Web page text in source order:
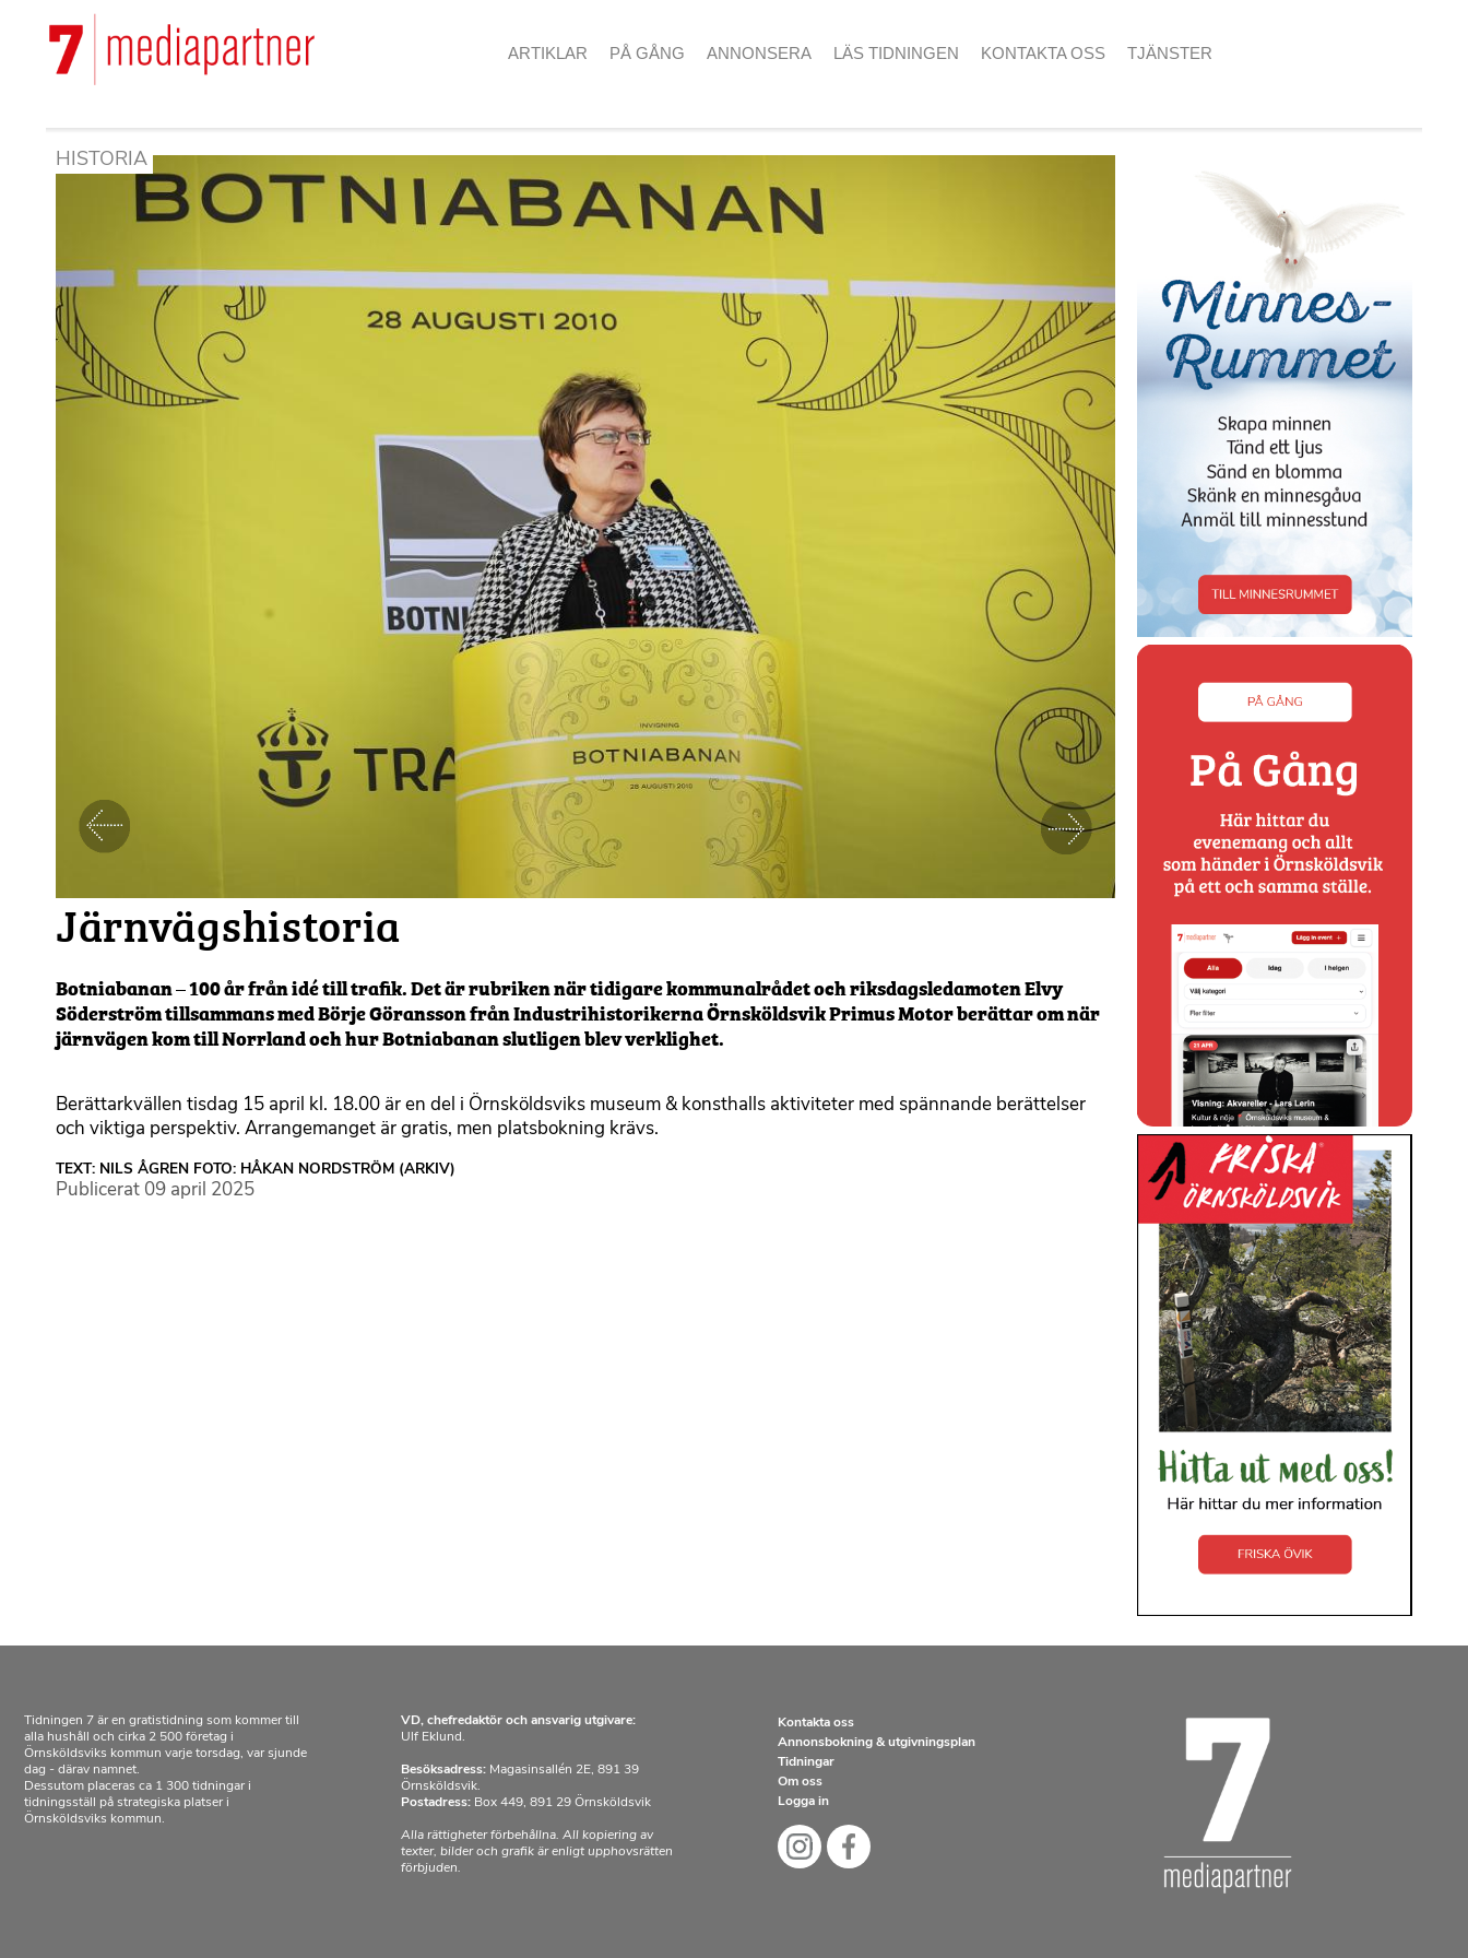
huvudinnehåll
ARTIKLAR PÅ GÅNG ANNONSERA LÄS TIDNINGEN KONTAKTA OSS TJÄNSTER
HISTORIA
Järnvägshistoria
Botniabanan – 100 år från idé till trafik. Det är rubriken när tidigare kommunalrådet och riksdagsledamoten Elvy
Söderström tillsammans med Börje Göransson från Industrihistorikerna Örnsköldsvik Primus Motor berättar om när
järnvägen kom till Norrland och hur Botniabanan slutligen blev verklighet.
Berättarkvällen tisdag 15 april kl. 18.00 är en del i Örnsköldsviks museum & konsthalls aktiviteter med spännande berättelser
och viktiga perspektiv. Arrangemanget är gratis, men platsbokning krävs.
TEXT: NILS ÅGREN FOTO: HÅKAN NORDSTRÖM (ARKIV)
Publicerat 09 april 2025
Tidningen 7 är en gratistidning som kommer till
alla hushåll och cirka 2 500 företag i
Örnsköldsviks kommun varje torsdag, var sjunde
dag - därav namnet.
Dessutom placeras ca 1 300 tidningar i
tidningsställ på strategiska platser i
Örnsköldsviks kommun.
VD, chefredaktör och ansvarig utgivare:
Ulf Eklund.
Besöksadress: Magasinsallén 2E, 891 39
Örnsköldsvik.
Postadress: Box 449, 891 29 Örnsköldsvik
Alla rättigheter förbehållna. All kopiering av
texter, bilder och grafik är enligt upphovsrätten
förbjuden.
Kontakta oss
Annonsbokning & utgivningsplan
Tidningar
Om oss
Logga in